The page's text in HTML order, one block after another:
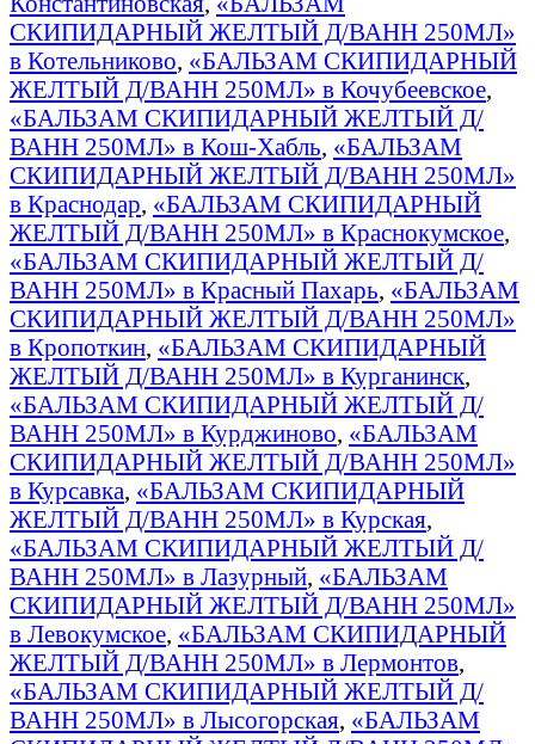
СКИПИДАРНЫЙ ЖЕЛТЫЙ Д/ВАНН 250МЛ»
в Котельниково, «БАЛЬЗАМ СКИПИДАРНЫЙ
ЖЕЛТЫЙ Д/ВАНН 250МЛ» в Кочубеевское,
«БАЛЬЗАМ СКИПИДАРНЫЙ ЖЕЛТЫЙ Д/
ВАНН 250МЛ» в Кош-Хабль, «БАЛЬЗАМ
СКИПИДАРНЫЙ ЖЕЛТЫЙ Д/ВАНН 250МЛ»
в Краснодар, «БАЛЬЗАМ СКИПИДАРНЫЙ
ЖЕЛТЫЙ Д/ВАНН 250МЛ» в Краснокумское,
«БАЛЬЗАМ СКИПИДАРНЫЙ ЖЕЛТЫЙ Д/
ВАНН 250МЛ» в Красный Пахарь, «БАЛЬЗАМ
СКИПИДАРНЫЙ ЖЕЛТЫЙ Д/ВАНН 250МЛ»
в Кропоткин, «БАЛЬЗАМ СКИПИДАРНЫЙ
ЖЕЛТЫЙ Д/ВАНН 250МЛ» в Курганинск,
«БАЛЬЗАМ СКИПИДАРНЫЙ ЖЕЛТЫЙ Д/
ВАНН 250МЛ» в Курджиново, «БАЛЬЗАМ
СКИПИДАРНЫЙ ЖЕЛТЫЙ Д/ВАНН 250МЛ»
в Курсавка, «БАЛЬЗАМ СКИПИДАРНЫЙ
ЖЕЛТЫЙ Д/ВАНН 250МЛ» в Курская,
«БАЛЬЗАМ СКИПИДАРНЫЙ ЖЕЛТЫЙ Д/
ВАНН 250МЛ» в Лазурный, «БАЛЬЗАМ
СКИПИДАРНЫЙ ЖЕЛТЫЙ Д/ВАНН 250МЛ»
в Левокумское, «БАЛЬЗАМ СКИПИДАРНЫЙ
ЖЕЛТЫЙ Д/ВАНН 250МЛ» в Лермонтов,
«БАЛЬЗАМ СКИПИДАРНЫЙ ЖЕЛТЫЙ Д/
ВАНН 250МЛ» в Лысогорская, «БАЛЬЗАМ